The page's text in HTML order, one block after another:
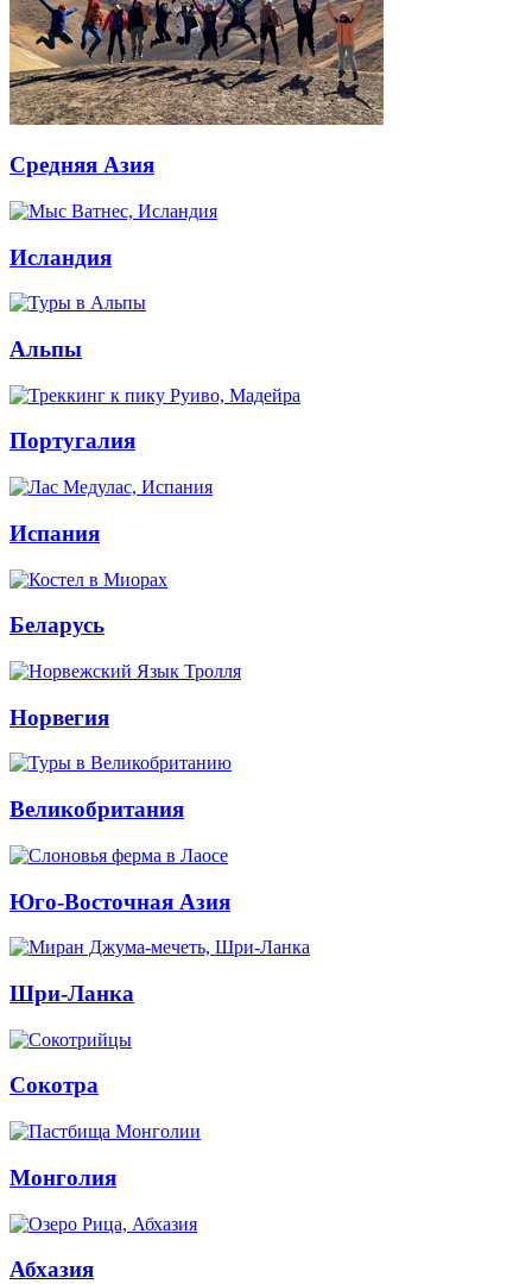
Средняя Азия
Исландия
Альпы
Португалия
Испания
Беларусь
Норвегия
Великобритания
Юго-Восточная Азия
Шри-Ланка
Сокотра
Монголия
Абхазия